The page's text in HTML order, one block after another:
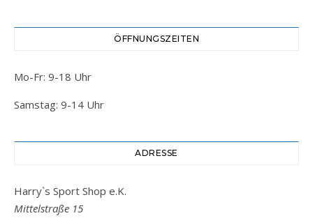
ÖFFNUNGSZEITEN
Mo-Fr: 9-18 Uhr
Samstag: 9-14 Uhr
ADRESSE
Harry`s Sport Shop e.K.
Mittelstraße 15